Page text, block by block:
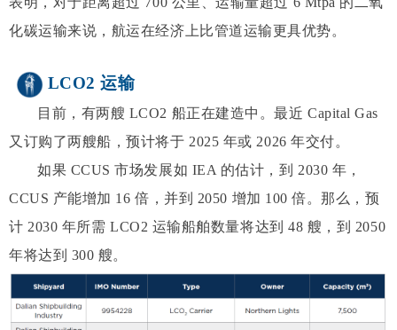
化碳运输来说，航运在经济上比管道运输更具优势。
LCO2 运输
目前，有两艘 LCO2 船正在建造中。最近 Capital Gas
又订购了两艘船，预计将于 2025 年或 2026 年交付。
如果 CCUS 市场发展如 IEA 的估计，到 2030 年，
CCUS 产能增加 16 倍，并到 2050 增加 100 倍。那么，预
计 2030 年所需 LCO2 运输船舶数量将达到 48 艘，到 2050
年将达到 300 艘。